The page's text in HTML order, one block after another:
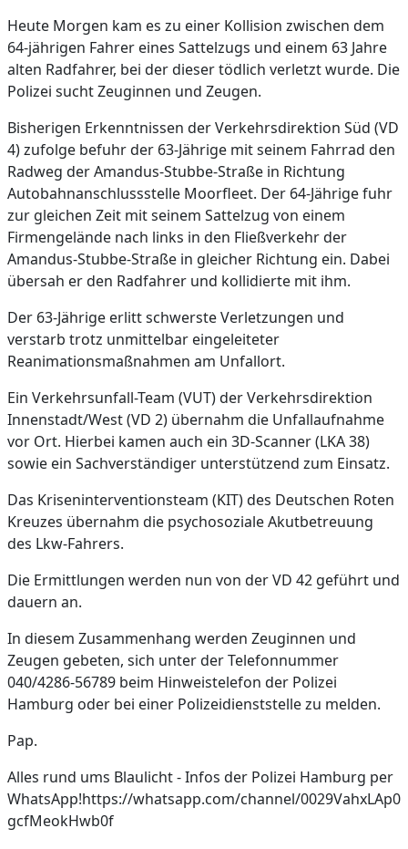
Heute Morgen kam es zu einer Kollision zwischen dem
64-jährigen Fahrer eines Sattelzugs und einem 63 Jahre
alten Radfahrer, bei der dieser tödlich verletzt wurde. Die
Polizei sucht Zeuginnen und Zeugen.
Bisherigen Erkenntnissen der Verkehrsdirektion Süd (VD
4) zufolge befuhr der 63-Jährige mit seinem Fahrrad den
Radweg der Amandus-Stubbe-Straße in Richtung
Autobahnanschlussstelle Moorfleet. Der 64-Jährige fuhr
zur gleichen Zeit mit seinem Sattelzug von einem
Firmengelände nach links in den Fließverkehr der
Amandus-Stubbe-Straße in gleicher Richtung ein. Dabei
übersah er den Radfahrer und kollidierte mit ihm.
Der 63-Jährige erlitt schwerste Verletzungen und
verstarb trotz unmittelbar eingeleiteter
Reanimationsmaßnahmen am Unfallort.
Ein Verkehrsunfall-Team (VUT) der Verkehrsdirektion
Innenstadt/West (VD 2) übernahm die Unfallaufnahme
vor Ort. Hierbei kamen auch ein 3D-Scanner (LKA 38)
sowie ein Sachverständiger unterstützend zum Einsatz.
Das Kriseninterventionsteam (KIT) des Deutschen Roten
Kreuzes übernahm die psychosoziale Akutbetreuung
des Lkw-Fahrers.
Die Ermittlungen werden nun von der VD 42 geführt und
dauern an.
In diesem Zusammenhang werden Zeuginnen und
Zeugen gebeten, sich unter der Telefonnummer
040/4286-56789 beim Hinweistelefon der Polizei
Hamburg oder bei einer Polizeidienststelle zu melden.
Pap.
Alles rund ums Blaulicht - Infos der Polizei Hamburg per
WhatsApp!https://whatsapp.com/channel/0029VahxLAp0
gcfMeokHwb0f